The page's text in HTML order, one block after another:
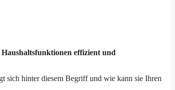
effizient und
sich hinter diesem Begriff und wie kann sie Ihren